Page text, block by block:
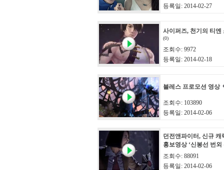
등록일: 2014-02-27
사이퍼즈, 천기의 티엔
(0)
조회수: 9972
등록일: 2014-02-18
블레스 프로모션 영상
조회수: 103890
등록일: 2014-02-06
던전앤파이터, 신규 캐
홍보영상 ‘신봉선 번외
조회수: 88091
등록일: 2014-02-06